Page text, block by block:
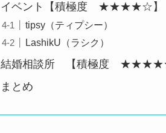
イベント【積極度 ★★★★☆】
tipsy（ティプシー）
LashikU（ラシク）
結婚相談所 【積極度
まとめ